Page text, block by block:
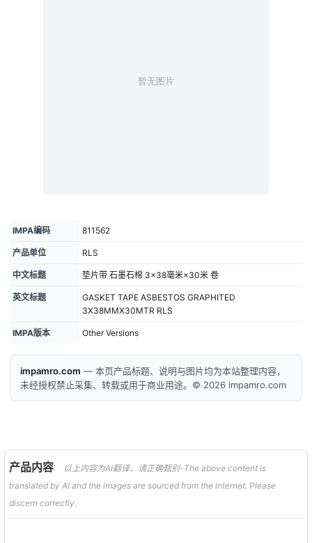
IMPA编码 811562
产品单位 RLS
中文标题 垫片带 石墨石棉 3×38毫米×30米 卷
英文标题
GASKET TAPE ASBESTOS GRAPHITED
3X38MMX30MTR RLS
IMPA版本 Other Versions
impamro.com — 本页产品标题、说明与图片均为本站整理内容，
未经授权禁止采集、转载或用于商业用途。© 2026 impamro.com
产品内容
以上内容为AI翻译，请正确甄别-The above content is
translated by AI and the images are sourced from the internet. Please
discern correctly.